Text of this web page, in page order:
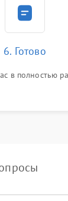
6. Готово
в полностью